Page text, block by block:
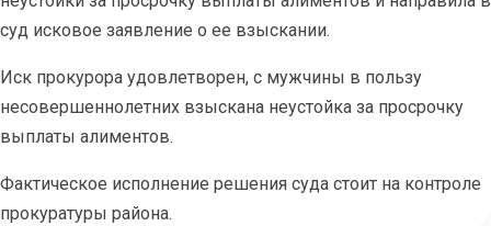
суд исковое заявление о ее взыскании.
Иск прокурора удовлетворен, с мужчины в пользу
несовершеннолетних взыскана неустойка за просрочку
выплаты алиментов.
Фактическое исполнение решения суда стоит на контроле
прокуратуры района.